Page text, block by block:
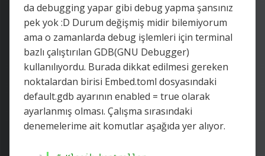
da debugging yapar gibi debug yapma şansınız
pek yok :D Durum değişmiş midir bilemiyorum
ama o zamanlarda debug işlemleri için terminal
bazlı çalıştırılan GDB(GNU Debugger)
kullanılıyordu. Burada dikkat edilmesi gereken
noktalardan birisi Embed.toml dosyasındaki
default.gdb ayarının enabled = true olarak
ayarlanmış olması. Çalışma sırasındaki
denemelerime ait komutlar aşağıda yer alıyor.